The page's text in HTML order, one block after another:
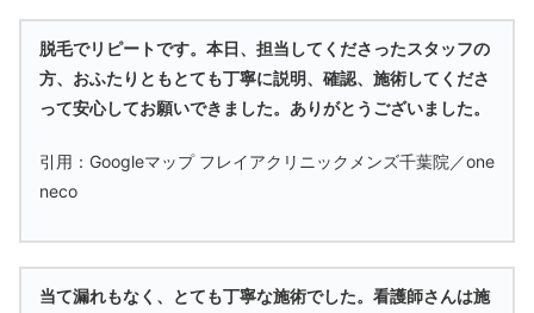
脱毛でリピートです。 本日、担当してくださったスタッフの
方、おふたりともとても丁寧に説明、確認、施術してくださ
って安心してお願いできました。 ありがとうございました。
引用：Googleマップ フレイアクリニックメンズ千葉院／one
neco
当て漏れもなく、とても丁寧な施術でした。看護師さんは施